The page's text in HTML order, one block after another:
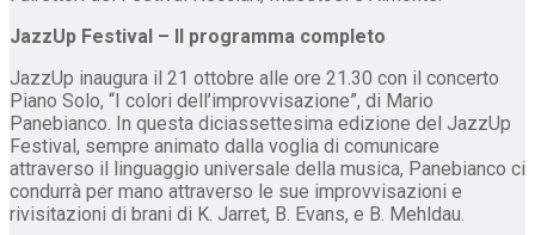
JazzUp Festival – Il programma completo
JazzUp inaugura il 21 ottobre alle ore 21.30 con il concerto
Piano Solo, “I colori dell’improvvisazione”, di Mario
Panebianco. In questa diciassettesima edizione del JazzUp
Festival, sempre animato dalla voglia di comunicare
attraverso il linguaggio universale della musica, Panebianco ci
condurrà per mano attraverso le sue improvvisazioni e
rivisitazioni di brani di K. Jarret, B. Evans, e B. Mehldau.